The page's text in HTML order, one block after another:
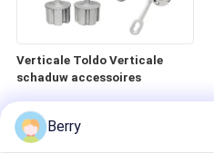
Verticale Toldo Verticale
schaduw accessoires
Berry